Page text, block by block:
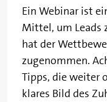
Ein Webinar ist
Mittel, um Leads
hat der
zugenommen.
Tipps, die weiter
klares Bild des